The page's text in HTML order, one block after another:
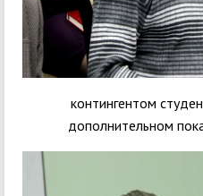
контингентом
дополнительном